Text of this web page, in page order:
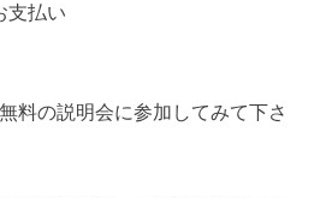
支払い
料の説明会に参加してみて下さ